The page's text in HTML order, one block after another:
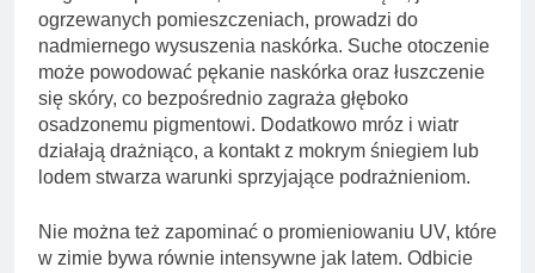
ogrzewanych pomieszczeniach, prowadzi do
nadmiernego wysuszenia naskórka. Suche otoczenie
może powodować pękanie naskórka oraz łuszczenie
się skóry, co bezpośrednio zagraża głęboko
osadzonemu pigmentowi. Dodatkowo mróz i wiatr
działają drażniąco, a kontakt z mokrym śniegiem lub
lodem stwarza warunki sprzyjające podrażnieniom.
Nie można też zapominać o promieniowaniu UV, które
w zimie bywa równie intensywne jak latem. Odbicie